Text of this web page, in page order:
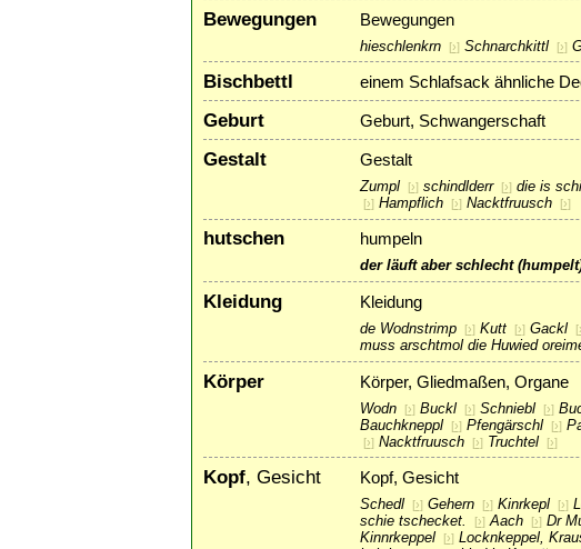
Bewegungen Bewegungen
hieschlenkrn [›] Schnarchkittl [›]
Bischbettl einem Schlafsack ähnliche
Geburt Geburt, Schwangerschaft
Gestalt Gestalt
Zumpl [›] schindlderr [›] die is
[›] Hampflich [›] Nacktfruusch [›]
hutschen humpeln
der läuft aber schlecht
Kleidung Kleidung
de Wodnstrimp [›] Kutt [›] Gackl [›
muss arschtmol die Huwied
Körper Körper, Gliedmaßen, Organe
Wodn [›] Buckl [›] Schniebl [›]
Bauchkneppl [›] Pfengärschl [›]
[›] Nacktfruusch [›] Truchtel [›]
Kopf, Gesicht Kopf, Gesicht
Schedl [›] Gehern [›] Kinrkepl [›]
schie tschecket.
[›] Aach [›] Dr
Kinnrkeppel [›] Locknkeppel,